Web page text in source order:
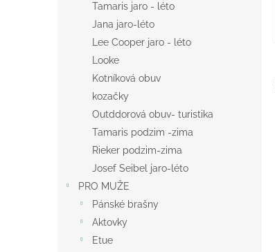
Tamaris jaro - léto
Jana jaro-léto
Lee Cooper jaro - léto
Looke
Kotníková obuv
kozačky
Outddorová obuv- turistika
Tamaris podzim -zima
Rieker podzim-zima
Josef Seibel jaro-léto
PRO MUŽE
Pánské brašny
Aktovky
Etue